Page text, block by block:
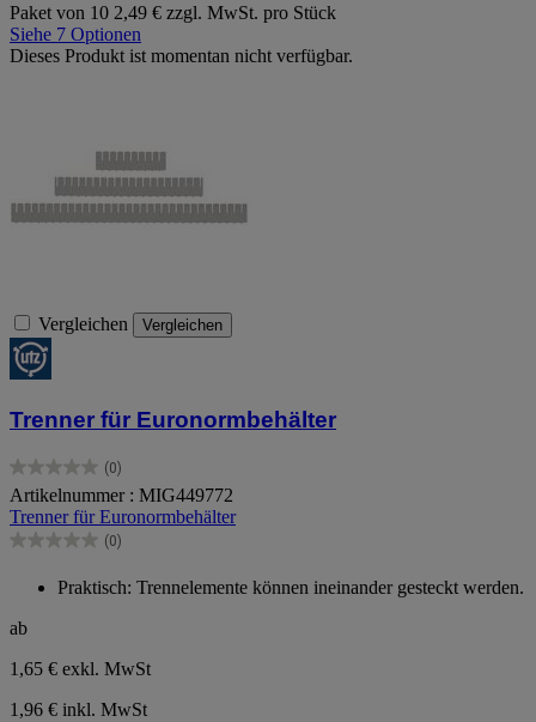
Paket von 10 2,49 € zzgl. MwSt. pro Stück
Siehe 7 Optionen
Dieses Produkt ist momentan nicht verfügbar.
Vergleichen Vergleichen
Trenner für Euronormbehälter
(0)
0.0
von
5
Sternen.
Artikelnummer : MIG449772
Trenner für Euronormbehälter
(0)
0.0
Praktisch: Trennelemente können ineinander gesteckt werden.
ab
1,65 € exkl. MwSt
1,96 € inkl. MwSt